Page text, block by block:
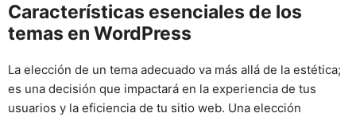
Características esenciales de los
temas en WordPress
La elección de un tema adecuado va más allá de la estética;
es una decisión que impactará en la experiencia de tus
usuarios y la eficiencia de tu sitio web. Una elección